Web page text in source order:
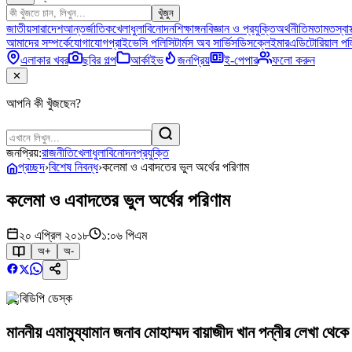
খুঁজুন
জাতীয়সারাদেশআন্তর্জাতিকখেলাধুলাবিনোদনশিক্ষাঙ্গনবিজ্ঞান ও প্রযুক্তিঅর্থনীতিমতামত
আমাদের সম্পর্কেযোগাযোগপ্রাইভেসি পলিসিটার্মস অব সার্ভিসডিসক্লেইমারএডিটোরিয়াল
এলাকার খবর
ছবির গল্প আর্কাইভ জনপ্রিয় ই-পেপার ফলো করুন
✕
আপনি কী খুঁজছেন?
জনপ্রিয়:রাজনীতিখেলাধুলাবিনোদনপ্রযুক্তি
প্রচ্ছদ›বিশেষ নিবন্ধ›কলেমা ও এবাদতের ভুল অর্থের পরিণাম
কলেমা ও এবাদতের ভুল অর্থের পরিণাম
২০ এপ্রিল ২০১৮ ১:০৬ পিএম
অ+ অ-
বিডিপি ডেস্ক
মাননীয় এমামুয্যামান জনাব মোহাম্মদ বায়াজীদ খান পন্নীর লেখা থেকে